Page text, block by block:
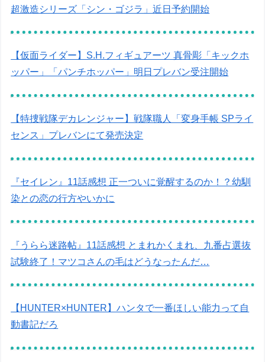
超激造シリーズ「シン・ゴジラ」近日予約開始
【仮面ライダー】S.H.フィギュアーツ 真骨彫「キックホ
ッパー」「パンチホッパー」明日プレバン受注開始
【特捜戦隊デカレンジャー】戦隊職人「変身手帳 SPライ
センス」プレバンにて発売決定
『セイレン』11話感想 正一ついに覚醒するのか！？幼馴
染との恋の行方やいかに
『うらら迷路帖』11話感想 とまれかくまれ、九番占選抜
試験終了！マツコさんの毛はどうなったんだ…
【HUNTER×HUNTER】ハンタで一番ほしい能力って自
動書記だろ